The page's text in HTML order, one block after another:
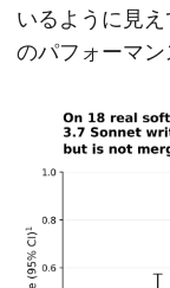
いるように見
のパフォーマン